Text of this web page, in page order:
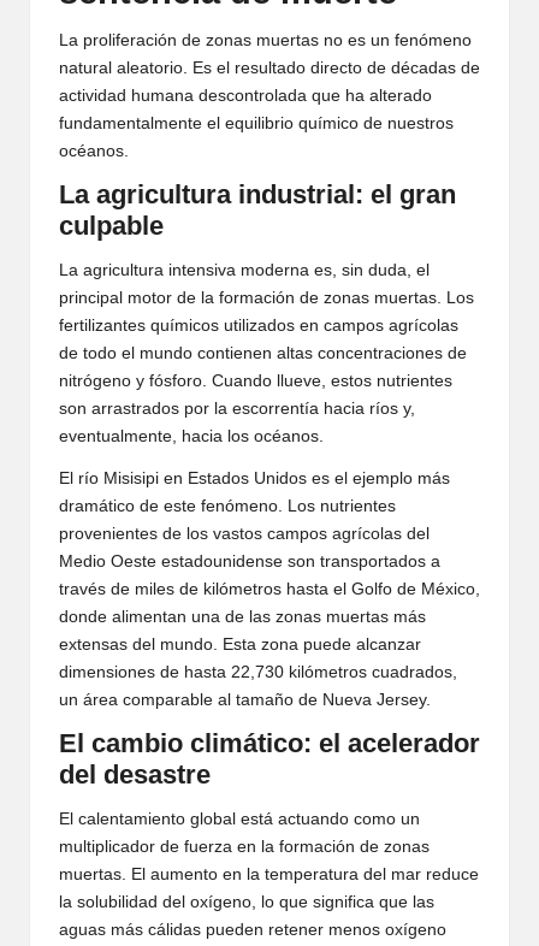
La proliferación de zonas muertas no es un fenómeno
natural aleatorio. Es el resultado directo de décadas de
actividad humana descontrolada que ha alterado
fundamentalmente el equilibrio químico de nuestros
océanos.
La agricultura industrial: el gran
culpable
La agricultura intensiva moderna es, sin duda, el
principal motor de la formación de zonas muertas. Los
fertilizantes químicos utilizados en campos agrícolas
de todo el mundo contienen altas concentraciones de
nitrógeno y fósforo. Cuando llueve, estos nutrientes
son arrastrados por la escorrentía hacia ríos y,
eventualmente, hacia los océanos.
El río Misisipi en Estados Unidos es el ejemplo más
dramático de este fenómeno. Los nutrientes
provenientes de los vastos campos agrícolas del
Medio Oeste estadounidense son transportados a
través de miles de kilómetros hasta el Golfo de México,
donde alimentan una de las zonas muertas más
extensas del mundo. Esta zona puede alcanzar
dimensiones de hasta 22,730 kilómetros cuadrados,
un área comparable al tamaño de Nueva Jersey.
El cambio climático: el acelerador
del desastre
El calentamiento global está actuando como un
multiplicador de fuerza en la formación de zonas
muertas. El aumento en la temperatura del mar reduce
la solubilidad del oxígeno, lo que significa que las
aguas más cálidas pueden retener menos oxígeno